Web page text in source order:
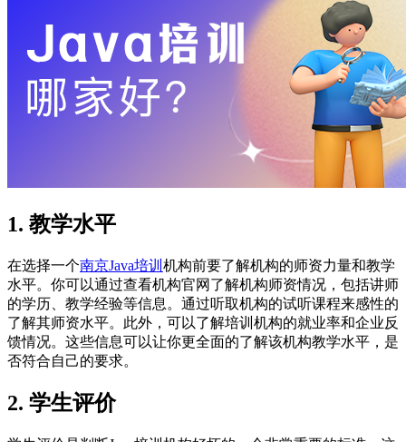
1. 教学水平
在选择一个南京Java培训 机构前要了解机构的师资力量和教学
水平。你可以通过查看机构官网了解机构师资情况，包括讲师
的学历、教学经验等信息。通过听取机构的试听课程来感性的
了解其师资水平。此外，可以了解培训机构的就业率和企业反
馈情况。这些信息可以让你更全面的了解该机构教学水平，是
否符合自己的要求。
2. 学生评价